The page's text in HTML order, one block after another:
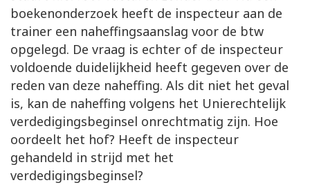
boekenonderzoek heeft de inspecteur aan de
trainer een naheffingsaanslag voor de btw
opgelegd. De vraag is echter of de inspecteur
voldoende duidelijkheid heeft gegeven over de
reden van deze naheffing. Als dit niet het geval
is, kan de naheffing volgens het Unierechtelijk
verdedigingsbeginsel onrechtmatig zijn. Hoe
oordeelt het hof? Heeft de inspecteur
gehandeld in strijd met het
verdedigingsbeginsel?